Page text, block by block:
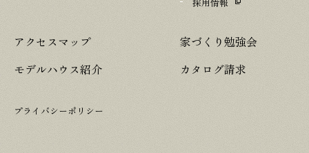
採用情報
アクセスマップ
モデルハウス紹介
家づくり勉強会
カタログ請求
プライバシーポリシー